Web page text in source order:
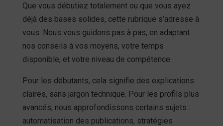
Que vous débutiez totalement ou que vous ayez
déjà des bases solides, cette rubrique s’adresse à
vous. Nous vous guidons pas à pas, en adaptant
nos conseils à vos moyens, votre temps
disponible, et votre niveau de compétence.
Pour les débutants, cela signifie des explications
claires, sans jargon technique. Pour les profils plus
avancés, nous approfondissons certains sujets :
automatisation des publications, stratégies